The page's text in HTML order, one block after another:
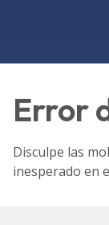
Error
Disculpe las
inesperado en